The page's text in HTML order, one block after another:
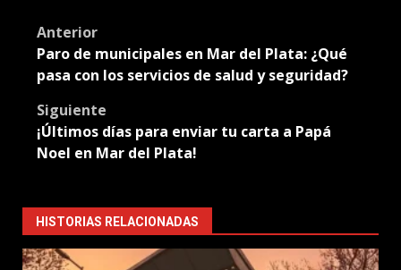
Post
navigation
Anterior
Paro de municipales en Mar del Plata: ¿Qué
pasa con los servicios de salud y seguridad?
Siguiente
¡Últimos días para enviar tu carta a Papá
Noel en Mar del Plata!
HISTORIAS RELACIONADAS